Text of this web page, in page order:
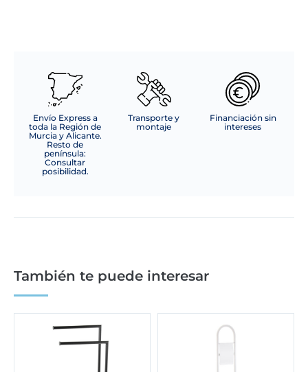
Envío Express a
toda la Región de
Murcia y Alicante.
Resto de
península:
Consultar
posibilidad.
Transporte y
montaje
Financiación sin
intereses
También te puede interesar